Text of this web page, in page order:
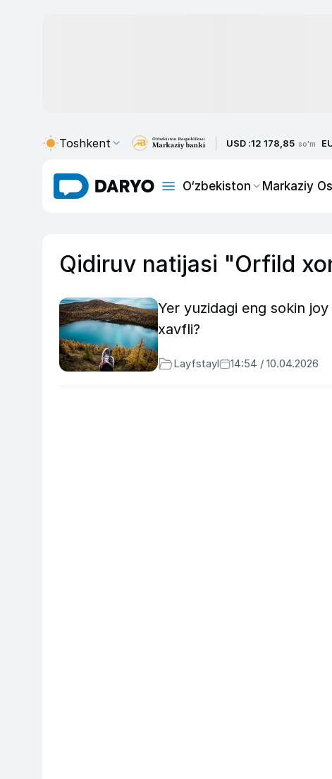
Toshkent USD :12 178,85 so'm
O‘zbekiston Markaziy
Qidiruv natijasi "Orfild
Yer yuzidagi eng sokin
xavfli?
Layfstayl 14:54 / 10.04.2026